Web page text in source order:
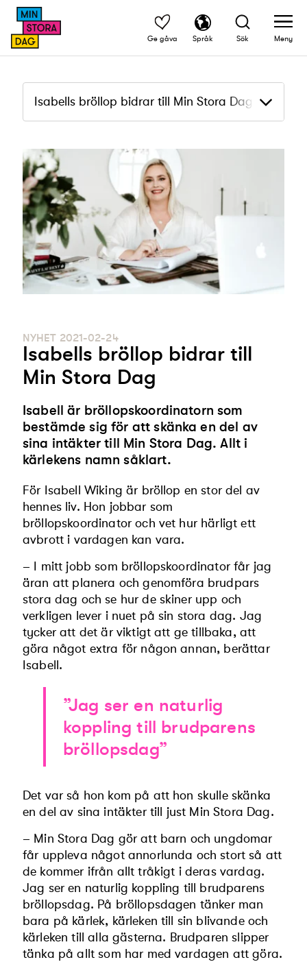
Ge gåva Språk Sök Meny
Isabells bröllop bidrar till Min Stora Dag
NYHET 2021-02-24
Isabells bröllop bidrar till
Min Stora Dag
Isabell är bröllopskoordinatorn som
bestämde sig för att skänka en del av
sina intäkter till Min Stora Dag. Allt i
kärlekens namn såklart.
För Isabell Wiking är bröllop en stor del av
hennes liv. Hon jobbar som
bröllopskoordinator och vet hur härligt ett
avbrott i vardagen kan vara.
– I mitt jobb som bröllopskoordinator får jag
äran att planera och genomföra brudpars
stora dag och se hur de skiner upp och
verkligen lever i nuet på sin stora dag. Jag
tycker att det är viktigt att ge tillbaka, att
göra något extra för någon annan, berättar
Isabell.
”Jag ser en naturlig
koppling till brudparens
bröllopsdag”
Det var så hon kom på att hon skulle skänka
en del av sina intäkter till just Min Stora Dag.
– Min Stora Dag gör att barn och ungdomar
får uppleva något annorlunda och stort så att
de kommer ifrån allt tråkigt i deras vardag.
Jag ser en naturlig koppling till brudparens
bröllopsdag. På bröllopsdagen tänker man
bara på kärlek, kärleken till sin blivande och
kärleken till alla gästerna. Brudparen slipper
tänka på allt som har med vardagen att göra.